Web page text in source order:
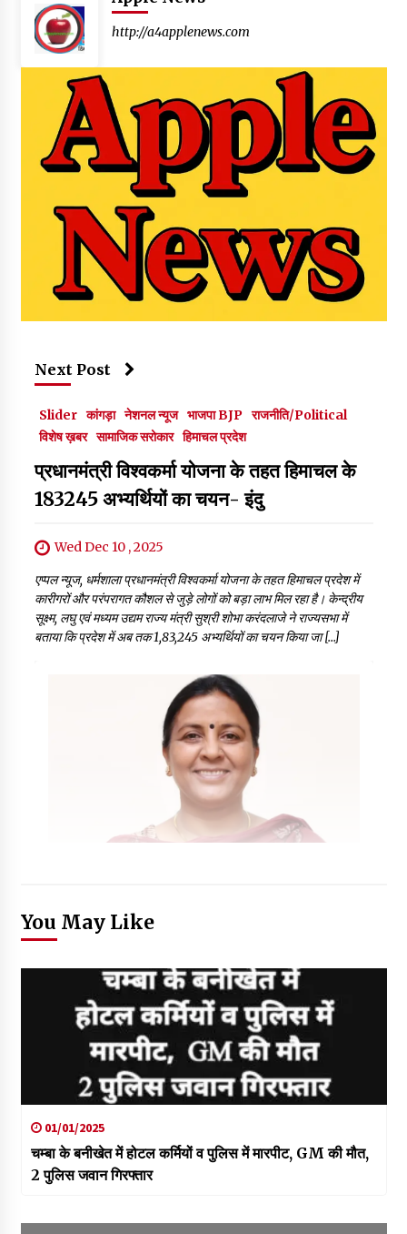
http://a4applenews.com
Next Post
Slider कांगड़ा नेशनल न्यूज भाजपा BJP राजनीति/Political
विशेष ख़बर सामाजिक सरोकार हिमाचल प्रदेश
प्रधानमंत्री विश्वकर्मा योजना के तहत हिमाचल के
183245 अभ्यर्थियों का चयन- इंदु
Wed Dec 10 , 2025
एप्पल न्यूज, धर्मशाला प्रधानमंत्री विश्वकर्मा योजना के तहत हिमाचल प्रदेश में
कारीगरों और परंपरागत कौशल से जुड़े लोगों को बड़ा लाभ मिल रहा है। केन्द्रीय
सूक्ष्म, लघु एवं मध्यम उद्यम राज्य मंत्री सुश्री शोभा करंदलाजे ने राज्यसभा में
बताया कि प्रदेश में अब तक 1,83,245 अभ्यर्थियों का चयन किया जा […]
You May Like
01/01/2025
चम्बा के बनीखेत में होटल कर्मियों व पुलिस में मारपीट, GM की मौत,
2 पुलिस जवान गिरफ्तार